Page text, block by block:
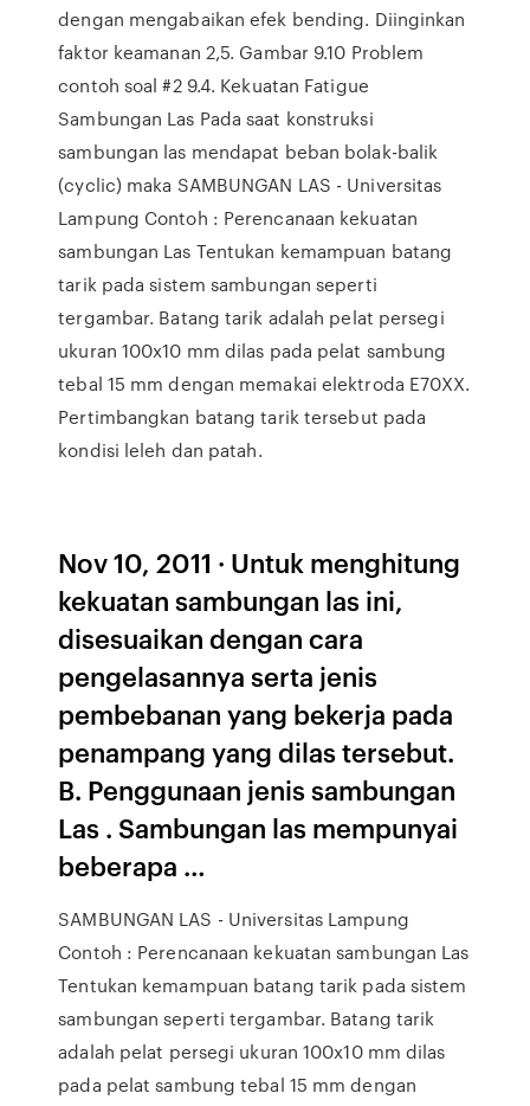
dengan mengabaikan efek bending. Diinginkan
faktor keamanan 2,5. Gambar 9.10 Problem
contoh soal #2 9.4. Kekuatan Fatigue
Sambungan Las Pada saat konstruksi
sambungan las mendapat beban bolak-balik
(cyclic) maka SAMBUNGAN LAS - Universitas
Lampung Contoh : Perencanaan kekuatan
sambungan Las Tentukan kemampuan batang
tarik pada sistem sambungan seperti
tergambar. Batang tarik adalah pelat persegi
ukuran 100x10 mm dilas pada pelat sambung
tebal 15 mm dengan memakai elektroda E70XX.
Pertimbangkan batang tarik tersebut pada
kondisi leleh dan patah.
Nov 10, 2011 · Untuk menghitung
kekuatan sambungan las ini,
disesuaikan dengan cara
pengelasannya serta jenis
pembebanan yang bekerja pada
penampang yang dilas tersebut.
B. Penggunaan jenis sambungan
Las . Sambungan las mempunyai
beberapa …
SAMBUNGAN LAS - Universitas Lampung
Contoh : Perencanaan kekuatan sambungan Las
Tentukan kemampuan batang tarik pada sistem
sambungan seperti tergambar. Batang tarik
adalah pelat persegi ukuran 100x10 mm dilas
pada pelat sambung tebal 15 mm dengan